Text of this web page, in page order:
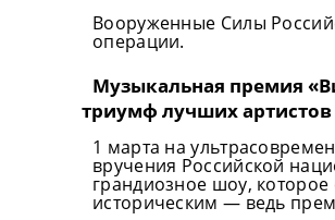
Вооруженные Силы
операции.
Музыкальная премия
триумф лучших артистов
1 марта на
вручения Российской
грандиозное шоу,
историческим — ведь